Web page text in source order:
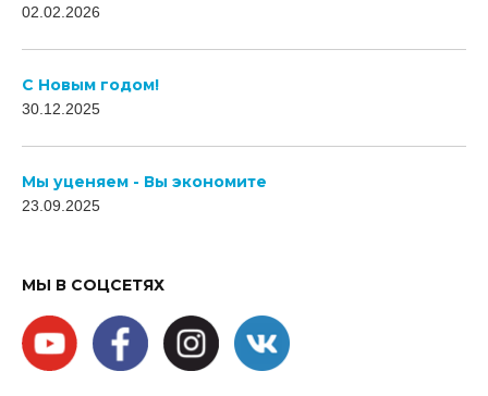
02.02.2026
C Новым годом!
30.12.2025
Мы уценяем - Вы экономите
23.09.2025
МЫ В СОЦСЕТЯХ